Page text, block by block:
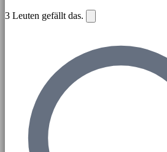
3 Leuten gefällt das.